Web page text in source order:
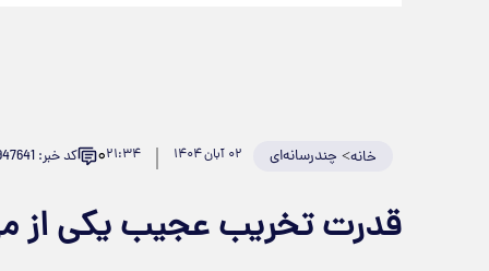
خانه> چندرسانه‌ای ۰۲ آبان ۱۴۰۴ ۲۱:۳۴۰ کد خبر: 947641
قدرت تخریب عجیب یکی از